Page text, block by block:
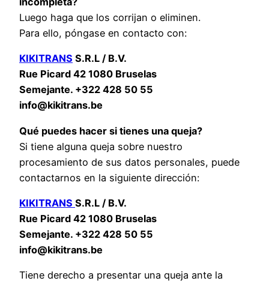
Luego haga que los corrijan o eliminen.
Para ello, póngase en contacto con:
KIKITRANS S.R.L / B.V.
Rue Picard 42 1080 Bruselas
Semejante. +322 428 50 55
info@kikitrans.be
Qué puedes hacer si tienes una queja?
Si tiene alguna queja sobre nuestro
procesamiento de sus datos personales, puede
contactarnos en la siguiente dirección:
KIKITRANS S.R.L / B.V.
Rue Picard 42 1080 Bruselas
Semejante. +322 428 50 55
info@kikitrans.be
Tiene derecho a presentar una queja ante la